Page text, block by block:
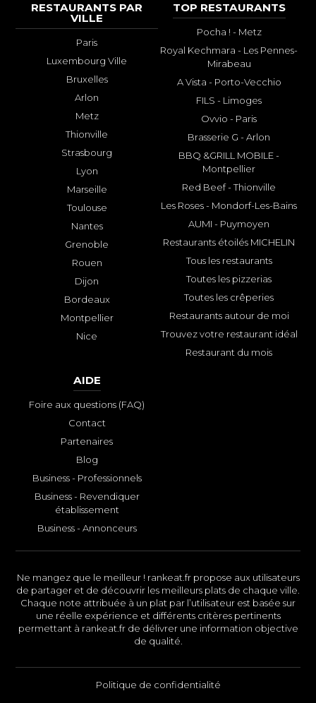
RESTAURANTS PAR
VILLE
Paris
Luxembourg Ville
Bruxelles
Arlon
Metz
Thionville
Strasbourg
Lyon
Marseille
Toulouse
Nantes
Grenoble
Rouen
Dijon
Bordeaux
Montpellier
Nice
TOP RESTAURANTS
Pocha ! - Metz
Royal Kechmara - Les Pennes-
Mirabeau
A Vista - Porto-Vecchio
FILS - Limoges
Ovvio - Paris
Brasserie G - Arlon
BBQ &GRILL MOBILE -
Montpellier
Red Beef - Thionville
Les Roses - Mondorf-Les-Bains
AUMI - Puymoyen
Restaurants étoilés MICHELIN
Tous les restaurants
Toutes les pizzerias
Toutes les crêperies
Restaurants autour de moi
Trouvez votre restaurant idéal
Restaurant du mois
AIDE
Foire aux questions (FAQ)
Contact
Partenaires
Blog
Business - Professionnels
Business - Revendiquer
établissement
Business - Annonceurs
Ne mangez que le meilleur ! rankeat.fr propose aux utilisateurs
de partager et de découvrir les meilleurs plats de chaque ville.
Chaque note attribuée à un plat par l’utilisateur est basée sur
une réelle expérience et différents critères pertinents
permettant à rankeat.fr de délivrer une information objective
de qualité.
Politique de confidentialité